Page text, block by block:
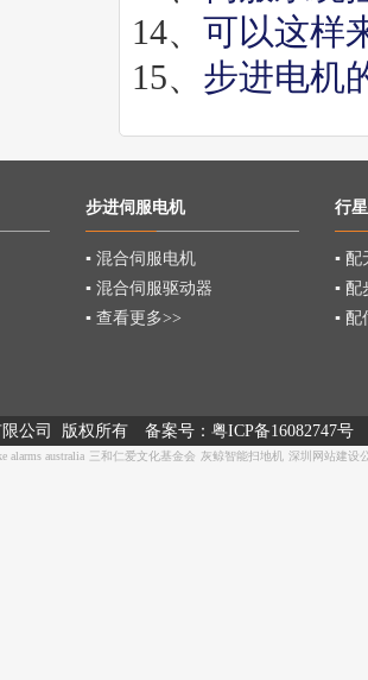
14、 可以这样
15、 步进电机
步进伺服电机
▪ 混合伺服电机
▪ 混合伺服驱动器
▪ 查看更多>>
行
▪ 配
▪ 配
▪ 配
公司 版权所有 备案号： 粤ICP备16082747号
alarms australia 三和仁爱文化基金会 灰鲸智能扫地机 深圳网站建设